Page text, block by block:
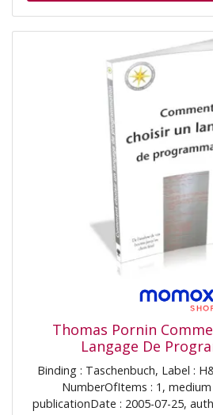
Thomas Pornin
Langage De
Binding : Taschenbuch, Label :
NumberOfItems : 1,
publicationDate : 2005-07-25,